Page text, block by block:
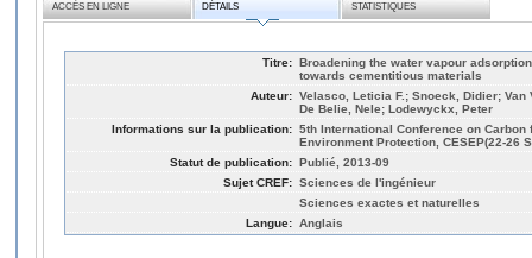
ACCÈS EN LIGNE DÉTAILS STATISTIQUES
Titre: Broadening the water vapour
towards cementitious materials
Auteur: Velasco, Leticia F.; Snoeck, Didier;
De Belie, Nele; Lodewyckx, Peter
Informations sur la publication: 5th International Conference on
Environment Protection, CESEP(22-26
Statut de publication: Publié, 2013-09
Sujet CREF: Sciences de l'ingénieur
Sciences exactes et naturelles
Langue: Anglais